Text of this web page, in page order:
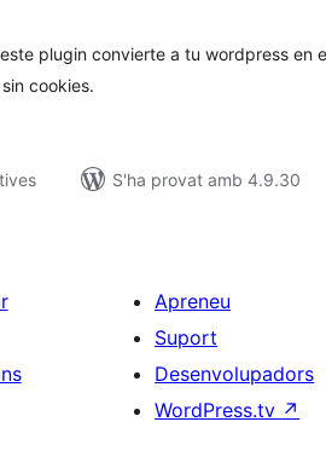
plugin convierte a tu wordpress en
cookies.
S'ha provat amb 4.9.30
Apreneu
Suport
Desenvolupadors
WordPress.tv ↗